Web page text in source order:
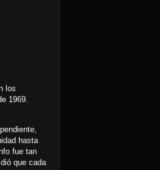
los
1969.
hasta
fue tan
que cada